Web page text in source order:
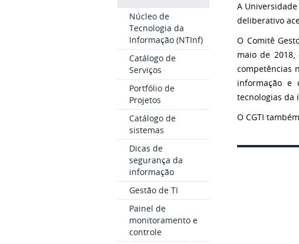
Núcleo de
Tecnologia da
Informação (NTInf)
Catálogo de
Serviços
Portfólio de
Projetos
Catálogo de
sistemas
Dicas de
segurança da
informação
Gestão de TI
Painel de
monitoramento e
controle
A
deliberativo
O Comitê
maio de
competências
informação e
tecnologias da
O CGTI